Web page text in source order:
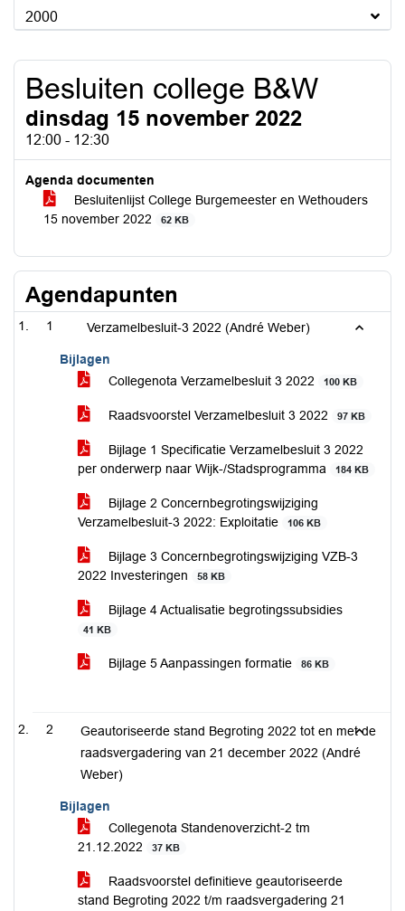
2000
Besluiten college B&W
dinsdag 15 november 2022
12:00 - 12:30
Agenda documenten
Besluitenlijst College Burgemeester en Wethouders
15 november 2022
62 KB
Agendapunten
1 Verzamelbesluit-3 2022 (André Weber)
Bijlagen
Collegenota Verzamelbesluit 3 2022
100 KB
Raadsvoorstel Verzamelbesluit 3 2022 97 KB
Bijlage 1 Specificatie Verzamelbesluit 3 2022
per onderwerp naar Wijk-/Stadsprogramma
184 KB
Bijlage 2 Concernbegrotingswijziging
Verzamelbesluit-3 2022: Exploitatie
106 KB
Bijlage 3 Concernbegrotingswijziging VZB-3
2022 Investeringen
58 KB
Bijlage 4 Actualisatie begrotingssubsidies
41 KB
Bijlage 5 Aanpassingen formatie 86 KB
2
Geautoriseerde stand Begroting 2022 tot en met de
raadsvergadering van 21 december 2022 (André
Weber)
Bijlagen
Collegenota Standenoverzicht-2 tm
21.12.2022
37 KB
Raadsvoorstel definitieve geautoriseerde
stand Begroting 2022 t/m raadsvergadering 21